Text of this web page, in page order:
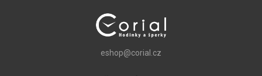
eshop@corial.cz